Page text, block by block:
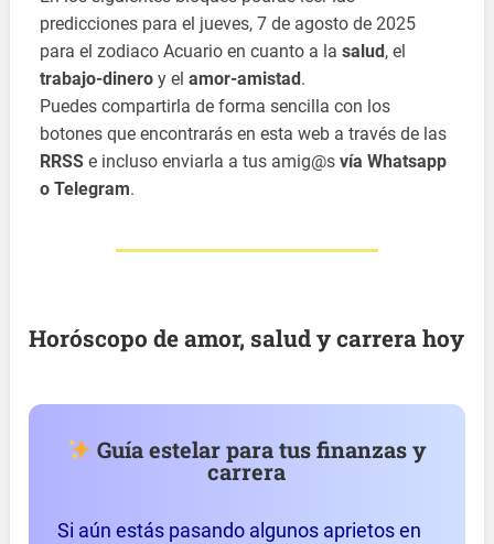
predicciones para el jueves, 7 de agosto de 2025
para el zodiaco Acuario en cuanto a lasalud , el
trabajo-dinero y elamor-amistad .
Puedes compartirla de forma sencilla con los
botones que encontrarás en esta web a través de las
RRSS e incluso enviarla a tus amig@svía Whatsapp
o Telegram.
Horóscopo de amor, salud y carrera hoy
Guía estelar para tus finanzas y
carrera
Si aún estás pasando algunos aprietos en